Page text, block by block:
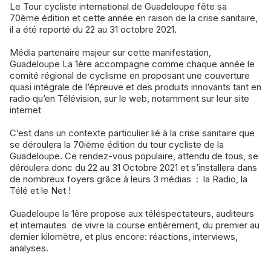
Le Tour cycliste international de Guadeloupe fête sa
70ème édition et cette année en raison de la crise sanitaire,
il a été reporté du 22 au 31 octobre 2021.
Média partenaire majeur sur cette manifestation,
Guadeloupe La 1ère accompagne comme chaque année le
comité régional de cyclisme en proposant une couverture
quasi intégrale de l’épreuve et des produits innovants tant en
radio qu’en Télévision, sur le web, notamment sur leur site
internet
C’est dans un contexte particulier lié à la crise sanitaire que
se déroulera la 70ième édition du tour cycliste de la
Guadeloupe. Ce rendez-vous populaire, attendu de tous, se
déroulera donc du 22 au 31 Octobre 2021 et s’installera dans
de nombreux foyers grâce à leurs 3 médias : la Radio, la
Télé et le Net !
Guadeloupe la 1ère propose aux téléspectateurs, auditeurs
et internautes de vivre la course entièrement, du premier au
dernier kilomètre, et plus encore: réactions, interviews,
analyses.